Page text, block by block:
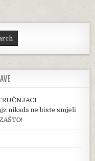
nikada ne biste smjeli